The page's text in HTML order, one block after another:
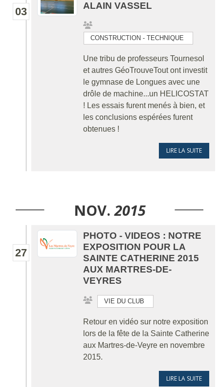
03
ALAIN VASSEL
CONSTRUCTION - TECHNIQUE
Une tribu de professeurs Tournesol
et autres GéoTrouveTout ont investit
le gymnase de Longues avec une
drôle de machine...un HELICOSTAT
! Les essais furent menés à bien, et
les conclusions espérées furent
obtenues !
LIRE LA SUITE
NOV. 2015
27
PHOTO - VIDEOS : NOTRE
EXPOSITION POUR LA
SAINTE CATHERINE 2015
AUX MARTRES-DE-
VEYRES
VIE DU CLUB
Retour en vidéo sur notre exposition
lors de la fête de la Sainte Catherine
aux Martres-de-Veyre en novembre
2015.
LIRE LA SUITE